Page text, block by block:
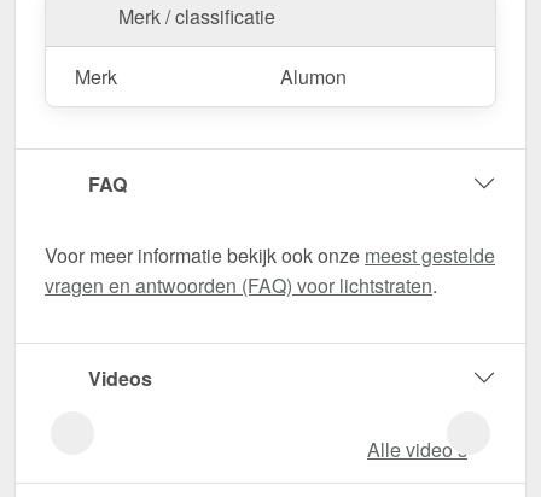
Merk / classificatie
Merk Alumon
FAQ
Voor meer informatie bekijk ook onze meest gestelde
vragen en antwoorden (FAQ) voor lichtstraten.
Videos
Alle video‘s